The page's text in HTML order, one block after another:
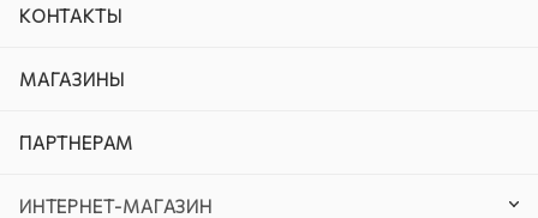
КОНТАКТЫ
МАГАЗИНЫ
ПАРТНЕРАМ
ИНТЕРНЕТ-МАГАЗИН